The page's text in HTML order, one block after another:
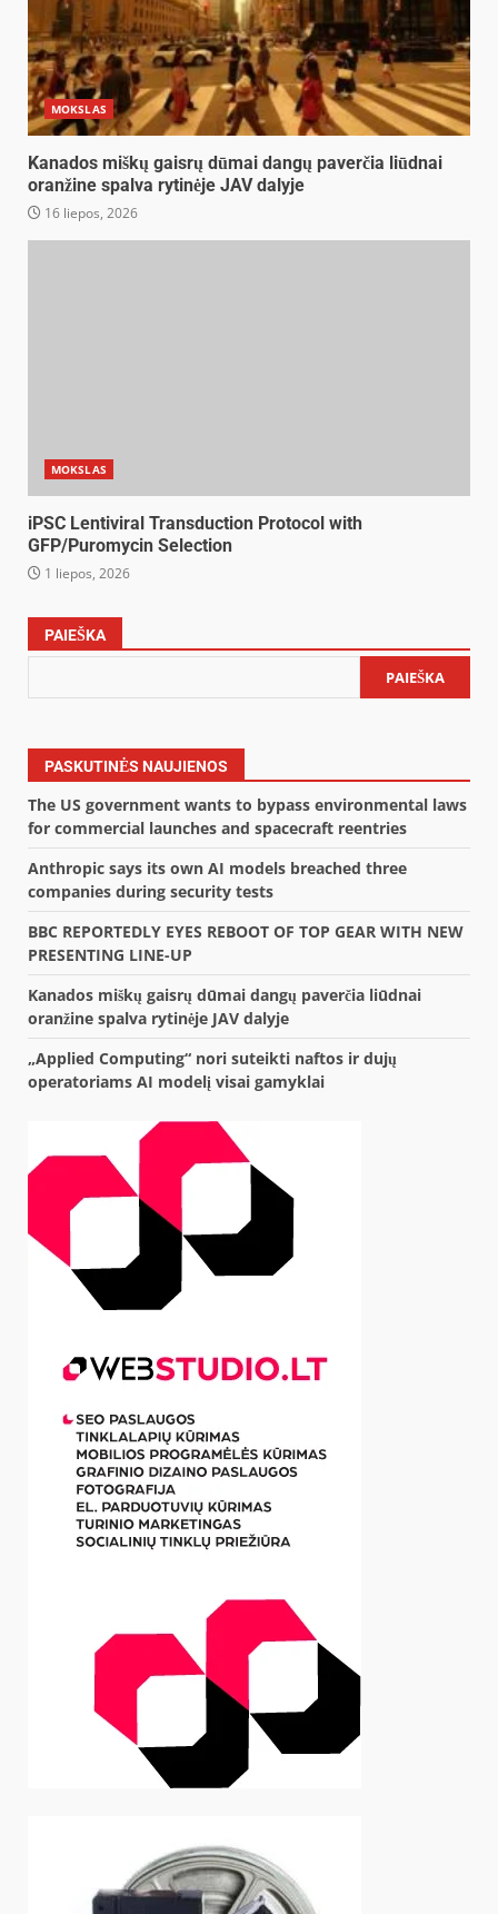
MOKSLAS
Kanados miškų gaisrų dūmai dangų paverčia liūdnai
oranžine spalva rytinėje JAV dalyje
16 liepos, 2026
MOKSLAS
iPSC Lentiviral Transduction Protocol with
GFP/Puromycin Selection
1 liepos, 2026
PAIEŠKA
PAIEŠKA
PASKUTINĖS NAUJIENOS
The US government wants to bypass environmental laws
for commercial launches and spacecraft reentries
Anthropic says its own AI models breached three
companies during security tests
BBC REPORTEDLY EYES REBOOT OF TOP GEAR WITH NEW
PRESENTING LINE-UP
Kanados miškų gaisrų dūmai dangų paverčia liūdnai
oranžine spalva rytinėje JAV dalyje
„Applied Computing“ nori suteikti naftos ir dujų
operatoriams AI modelį visai gamyklai